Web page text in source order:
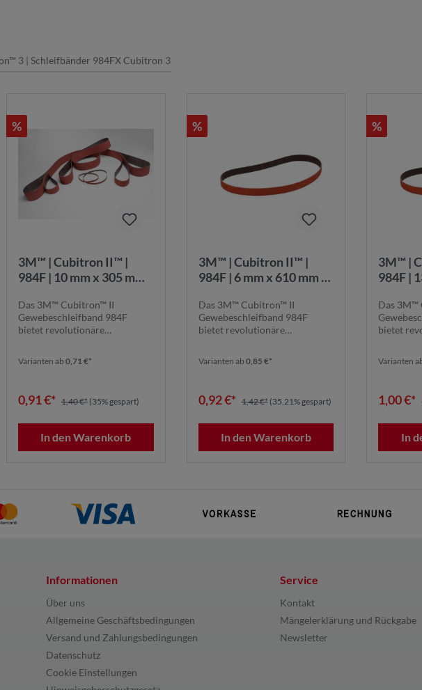
3 | Schleifbänder 984FX Cubitron 3
%
3M™ | Cubitron II™ |
984F | 10 mm x 305 mm |
Gewebeschleifband |
984F10x305K36+
Das 3M™ Cubitron™ II
Gewebeschleifband 984F
bietet revolutionäre
Varianten ab 0,71 €*
0,91 €* 1,40 €* (35% gespart)
In den Warenkorb
%
3M™ | Cubitron II™ |
984F | 6 mm x 610 mm |
Gewebeschleifband |
7100044210
Das 3M™ Cubitron™ II
Gewebeschleifband 984F
bietet revolutionäre
Varianten ab 0,85 €*
0,92 €* 1,42 €* (35.21% gespart)
In den Warenkorb
%
3M™ | Cubitron II™ |
984F |
Das
bietet
Varianten
1,00 €*
In
Informationen
Über uns
Allgemeine Geschäftsbedingungen
Versand und Zahlungsbedingungen
Datenschutz
Cookie Einstellungen
Service
Kontakt
Mängelerklärung und Rückgabe
Newsletter